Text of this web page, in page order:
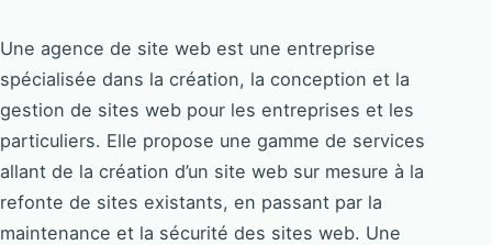
Une agence de site web est une entreprise
spécialisée dans la création, la conception et la
gestion de sites web pour les entreprises et les
particuliers. Elle propose une gamme de services
allant de la création d’un site web sur mesure à la
refonte de sites existants, en passant par la
maintenance et la sécurité des sites web. Une